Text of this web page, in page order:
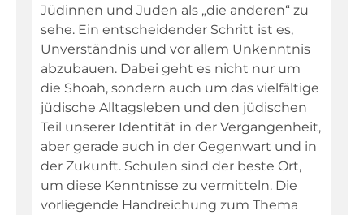
Jüdinnen und Juden als „die anderen“ zu
sehe. Ein entscheidender Schritt ist es,
Unverständnis und vor allem Unkenntnis
abzubauen. Dabei geht es nicht nur um
die Shoah, sondern auch um das vielfältige
jüdische Alltagsleben und den jüdischen
Teil unserer Identität in der Vergangenheit,
aber gerade auch in der Gegenwart und in
der Zukunft. Schulen sind der beste Ort,
um diese Kenntnisse zu vermitteln. Die
vorliegende Handreichung zum Thema